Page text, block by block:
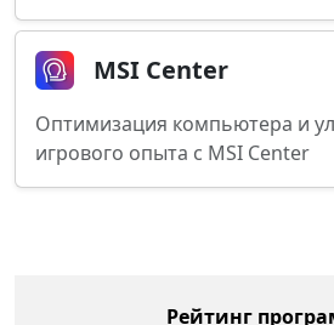
MSI Center
Оптимизация компьютера и
игрового опыта с MSI Center
Рейтинг